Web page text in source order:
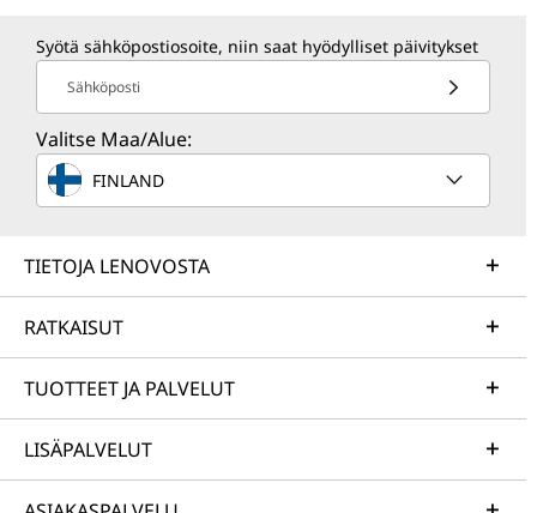
Syötä sähköpostiosoite, niin saat hyödylliset päivitykset
Sähköposti
Valitse Maa/Alue:
FINLAND
TIETOJA LENOVOSTA
RATKAISUT
TUOTTEET JA PALVELUT
LISÄPALVELUT